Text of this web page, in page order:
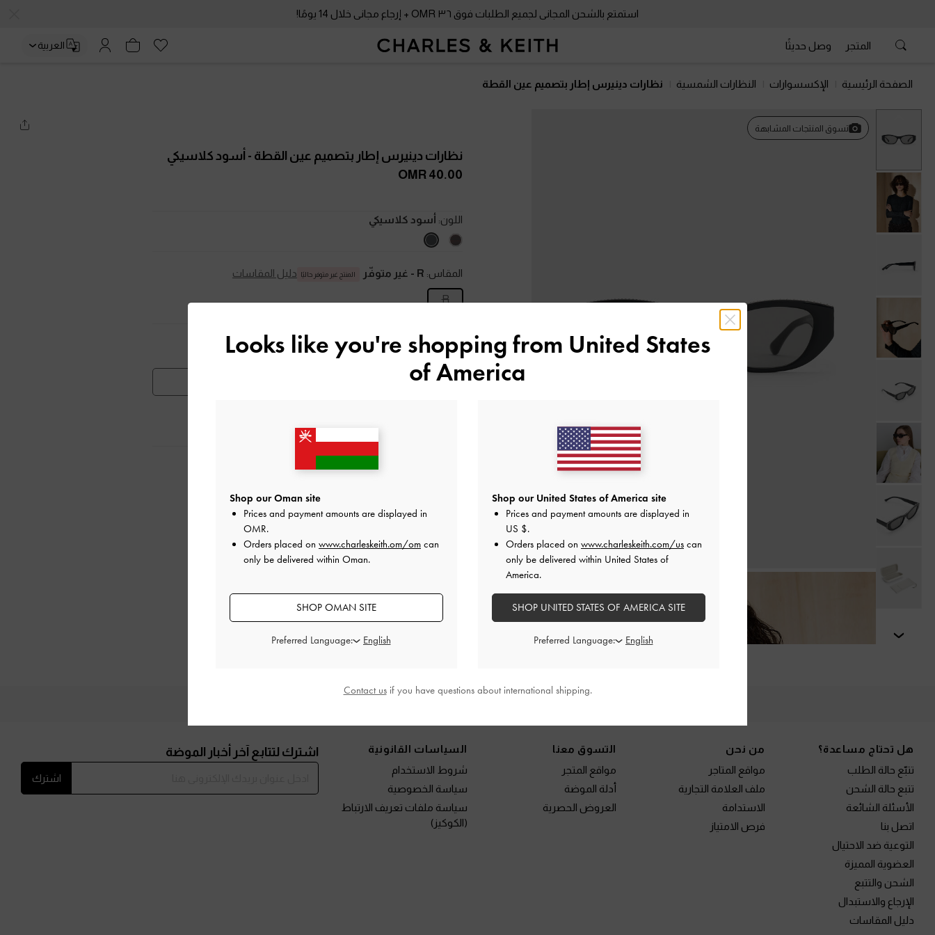
استمتع بالشحن المجاني لجميع الطلبات فوق ٣٦ OMR + إرجاع مجاني خلال 14 يومًا!
المتجر وصل حديثًا العربية
الصفحة الرئيسية الإكسسوارات النظارات الشمسية نظارات دينيرس إطار بتصميم عين القطة
تسوق المنتجات المشابهة
نظارات دينيرس إطار بتصميم عين القطة - أسود كلاسيكي
40.00 OMR
اللون: أسود كلاسيكي
المقاس: R - غير متوفّر المنتج غير متوفر حاليًا دليل المقاسات
R
هل أعجبكَ ما رأيت؟عرض منتجاتٍ مشابهة
ملاحظات المحرر
هل تحتاج مساعدة؟
تتبّع حالة الطلب
تتبع حالة الشحن
الأسئلة الشائعة
اتصل بنا
التوعية ضد الاحتيال
العضوية المميزة
الشحن والتتبع
الإرجاع والاستبدال
دليل المقاسات
من نحن
مواقع المتاجر
ملف العلامة التجارية
الاستدامة
فرص الامتياز
التسوق معنا
مواقع المتجر
أدلة الموضة
العروض الحصرية
السياسات القانونية
شروط الاستخدام
سياسة الخصوصية
سياسة ملفات تعريف الارتباط
(الكوكيز)
اشترك لتتابع آخر أخبار الموضة
اشترك
Looks like you're shopping from United States
of America
Shop our Oman site
Prices and payment amounts are displayed in
OMR.
Orders placed on www.charleskeith.om/om can
only be delivered within Oman.
SHOP OMAN SITE
Preferred Language:
Shop our United States of America site
Prices and payment amounts are displayed in
US $.
Orders placed on www.charleskeith.com/us can
only be delivered within United States of
America.
SHOP UNITED STATES OF AMERICA SITE
Preferred Language:
Contact usif you have questions about international shipping.